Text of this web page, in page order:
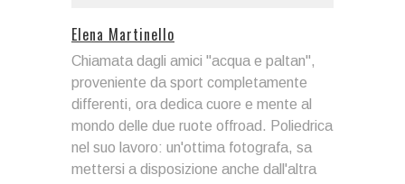
Elena Martinello
Chiamata dagli amici "acqua e paltan",
proveniente da sport completamente
differenti, ora dedica cuore e mente al
mondo delle due ruote offroad. Poliedrica
nel suo lavoro: un'ottima fotografa, sa
mettersi a disposizione anche dall'altra